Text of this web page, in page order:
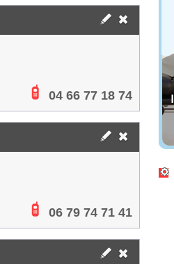
04 66 77 18 74
06 79 74 71 41